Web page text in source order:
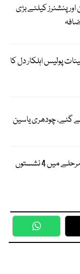
پنشنرز کیلئے بڑی
پولیس اہلکار دل کا
گئے، چودھری یاسین
آزاد کشمیر انتخابات کے تیسرے مرحلے میں 4 نشستوں
WhatsApp